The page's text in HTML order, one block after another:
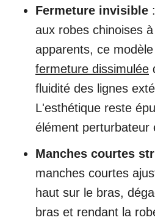
Fermeture invisible
aux robes chinoises
apparents, ce
fermeture dissimulée
fluidité des lignes
L'esthétique reste
élément perturbateur
Manches courtes
manches courtes
haut sur le bras,
bras et rendant la